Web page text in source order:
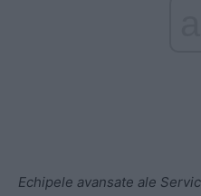
Echipele avansate ale